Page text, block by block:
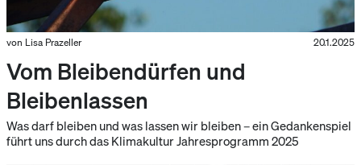
von Lisa Prazeller 20.1.2025
Vom Bleibendürfen und
Bleibenlassen
Was darf bleiben und was lassen wir bleiben – ein Gedankenspiel
führt uns durch das Klimakultur Jahresprogramm 2025